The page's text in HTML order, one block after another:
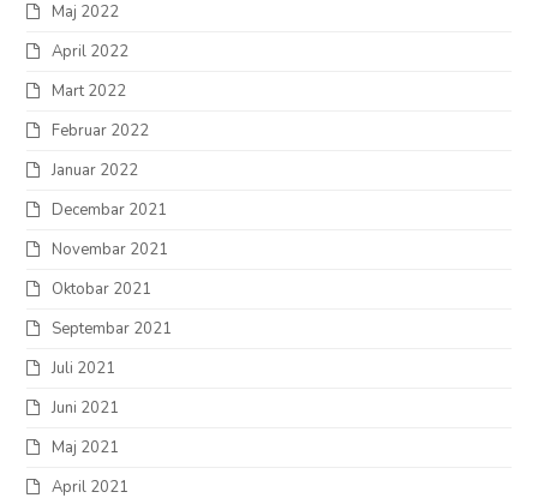
Maj 2022
April 2022
Mart 2022
Februar 2022
Januar 2022
Decembar 2021
Novembar 2021
Oktobar 2021
Septembar 2021
Juli 2021
Juni 2021
Maj 2021
April 2021